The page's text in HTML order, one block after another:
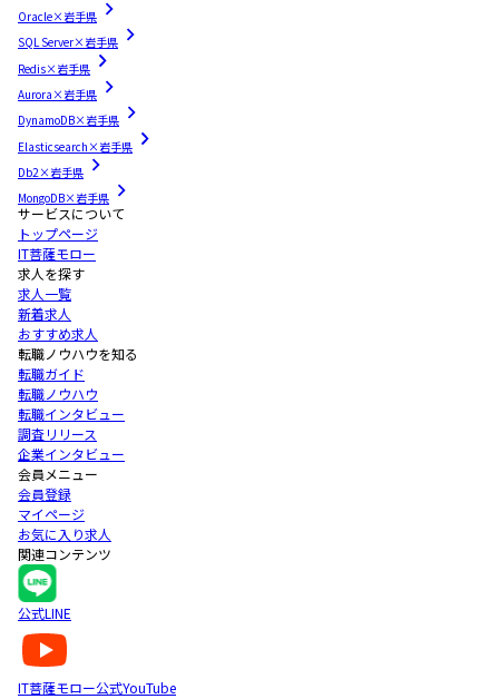
Oracle×岩手県
SQL Server×岩手県
Redis×岩手県
Aurora×岩手県
DynamoDB×岩手県
Elasticsearch×岩手県
Db2×岩手県
MongoDB×岩手県
サービスについて
トップページ
IT菩薩モロー
求人を探す
求人一覧
新着求人
おすすめ求人
転職ノウハウを知る
転職ガイド
転職ノウハウ
転職インタビュー
調査リリース
企業インタビュー
会員メニュー
会員登録
マイページ
お気に入り求人
関連コンテンツ
公式LINE
IT菩薩モロー公式YouTube